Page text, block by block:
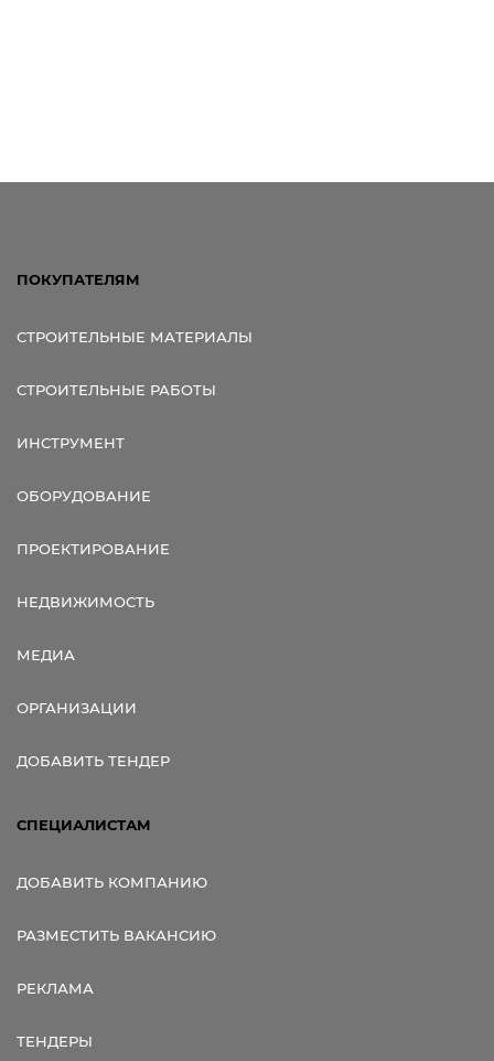
ПОКУПАТЕЛЯМ
СТРОИТЕЛЬНЫЕ МАТЕРИАЛЫ
СТРОИТЕЛЬНЫЕ РАБОТЫ
ИНСТРУМЕНТ
ОБОРУДОВАНИЕ
ПРОЕКТИРОВАНИЕ
НЕДВИЖИМОСТЬ
МЕДИА
ОРГАНИЗАЦИИ
ДОБАВИТЬ ТЕНДЕР
СПЕЦИАЛИСТАМ
ДОБАВИТЬ КОМПАНИЮ
РАЗМЕСТИТЬ ВАКАНСИЮ
РЕКЛАМА
ТЕНДЕРЫ